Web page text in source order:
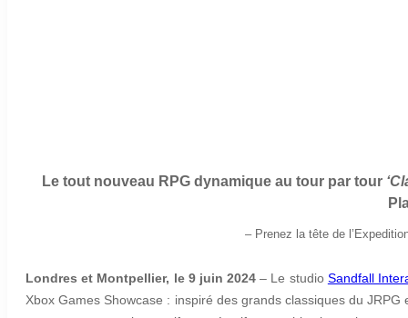
Le tout nouveau RPG dynamique au tour par tour
– Prenez la tête de
Londres et Montpellier, le 9 juin 2024 – Le studio Sandfall
Xbox Games Showcase : inspiré des grands classiques du JRPG